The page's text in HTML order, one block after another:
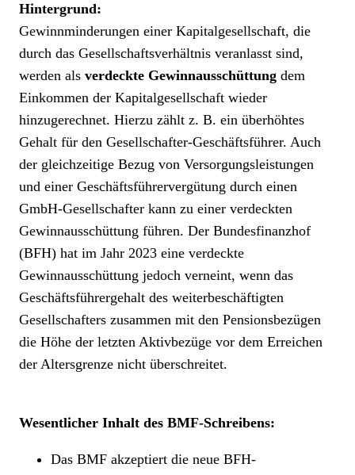
Hintergrund:
Gewinnminderungen einer Kapitalgesellschaft, die
durch das Gesellschaftsverhältnis veranlasst sind,
werden als verdeckte Gewinnausschüttung dem
Einkommen der Kapitalgesellschaft wieder
hinzugerechnet. Hierzu zählt z. B. ein überhöhtes
Gehalt für den Gesellschafter-Geschäftsführer. Auch
der gleichzeitige Bezug von Versorgungsleistungen
und einer Geschäftsführervergütung durch einen
GmbH-Gesellschafter kann zu einer verdeckten
Gewinnausschüttung führen. Der Bundesfinanzhof
(BFH) hat im Jahr 2023 eine verdeckte
Gewinnausschüttung jedoch verneint, wenn das
Geschäftsführergehalt des weiterbeschäftigten
Gesellschafters zusammen mit den Pensionsbezügen
die Höhe der letzten Aktivbezüge vor dem Erreichen
der Altersgrenze nicht überschreitet.
Wesentlicher Inhalt des BMF-Schreibens:
Das BMF akzeptiert die neue BFH-